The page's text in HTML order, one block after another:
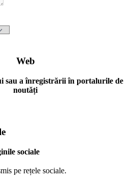
Web
sau a înregistrării în portalurile de
noutăți
sociale
pe rețele sociale.